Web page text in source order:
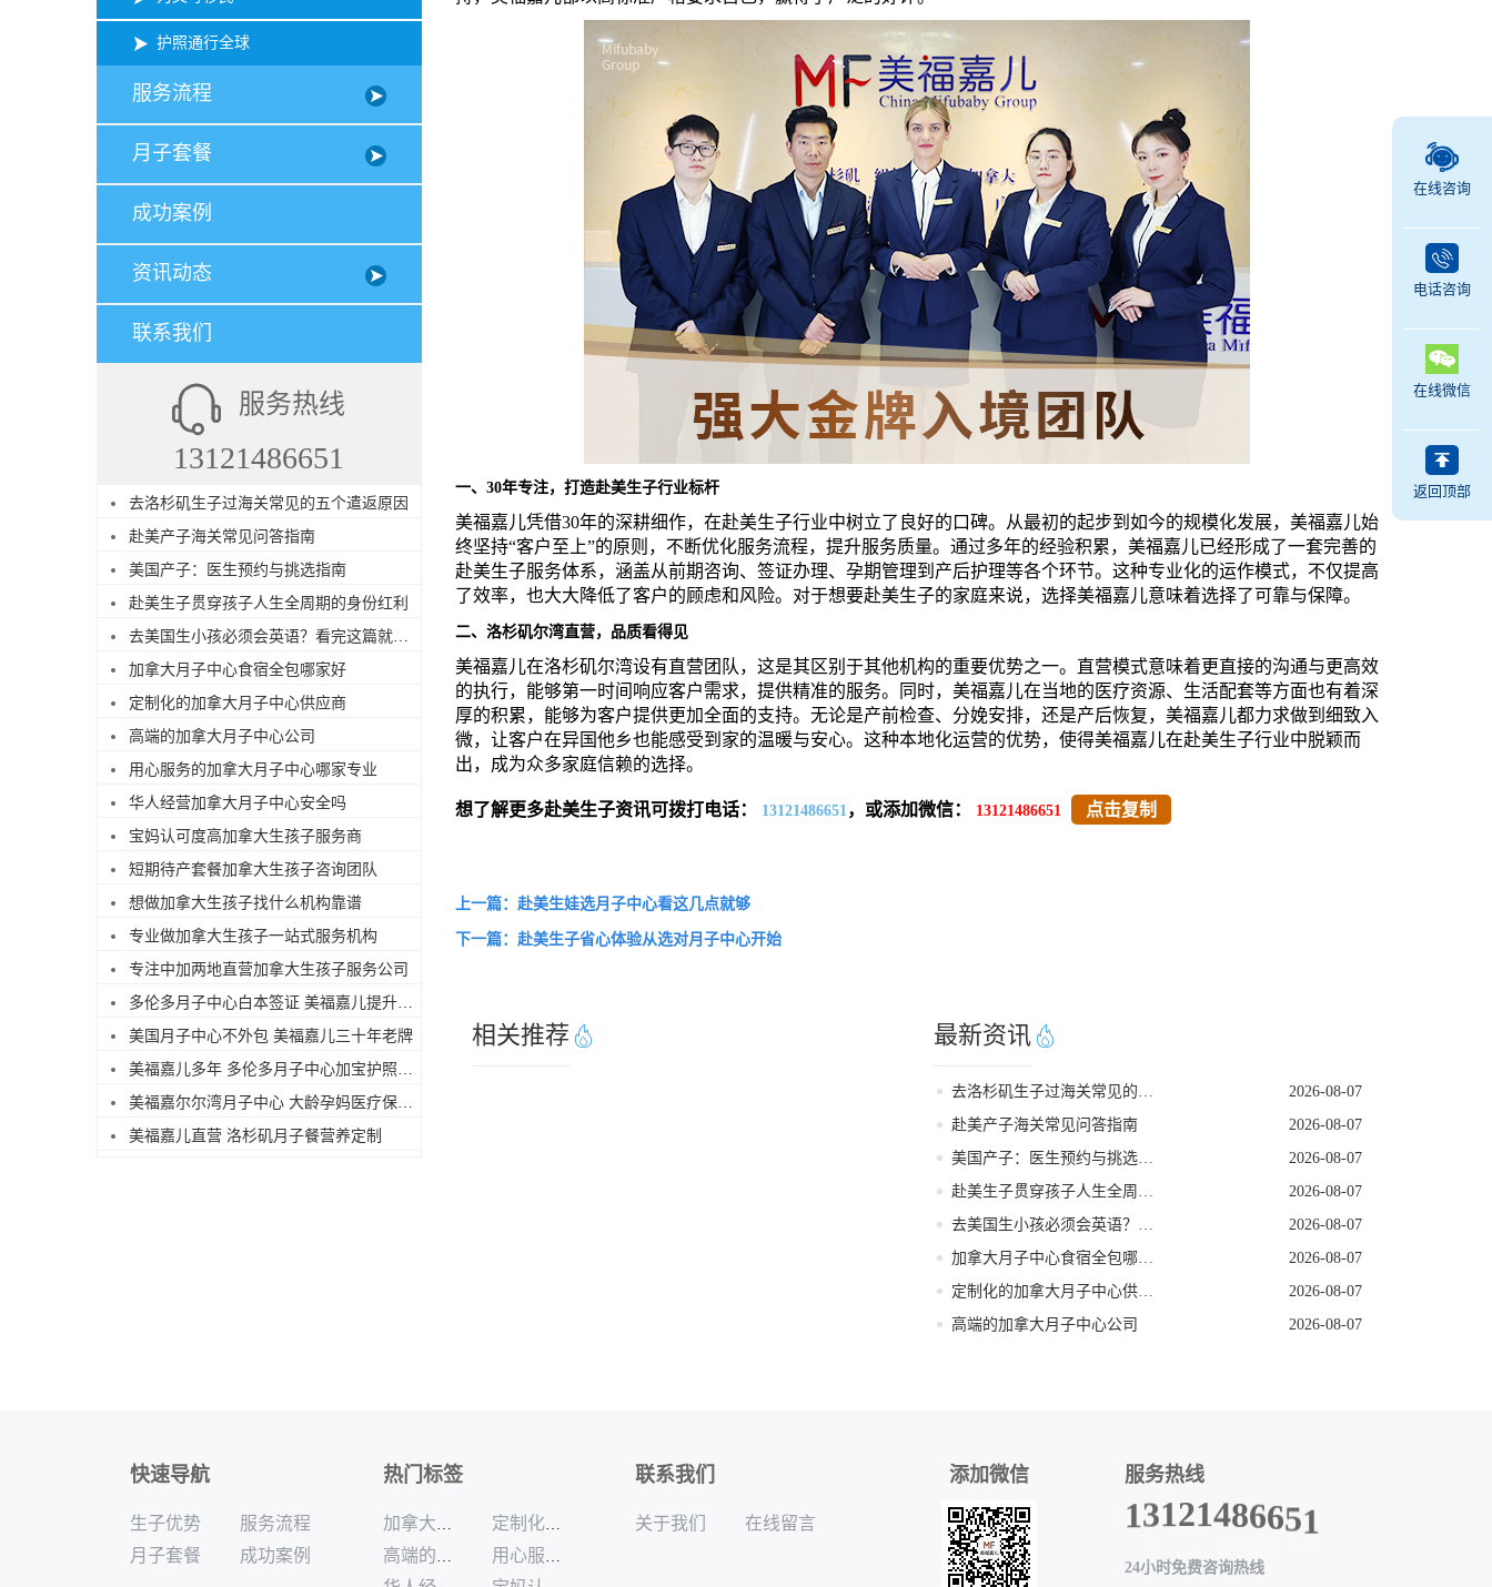
护照通行全球
服务流程
月子套餐
成功案例
资讯动态
联系我们
服务热线
13121486651
去洛杉矶生子过海关常见的五个遣返原因
赴美产子海关常见问答指南
美国产子：医生预约与挑选指南
赴美生子贯穿孩子人生全周期的身份红利
去美国生小孩必须会英语？看完这篇就不焦虑了
加拿大月子中心食宿全包哪家好
定制化的加拿大月子中心供应商
高端的加拿大月子中心公司
用心服务的加拿大月子中心哪家专业
华人经营加拿大月子中心安全吗
宝妈认可度高加拿大生孩子服务商
短期待产套餐加拿大生孩子咨询团队
想做加拿大生孩子找什么机构靠谱
专业做加拿大生孩子一站式服务机构
专注中加两地直营加拿大生孩子服务公司
多伦多月子中心白本签证 美福嘉儿提升过签
美国月子中心不外包 美福嘉儿三十年老牌
美福嘉儿多年 多伦多月子中心加宝护照续签
美福嘉尔尔湾月子中心 大龄孕妈医疗保障足
美福嘉儿直营 洛杉矶月子餐营养定制
一、30年专注，打造赴美生子行业标杆
美福嘉儿凭借30年的深耕细作，在赴美生子行业中树立了良好的口碑。从最初的起步到如今的规模化发展，美福嘉儿始
终坚持“客户至上”的原则，不断优化服务流程，提升服务质量。通过多年的经验积累，美福嘉儿已经形成了一套完善的
赴美生子服务体系，涵盖从前期咨询、签证办理、孕期管理到产后护理等各个环节。这种专业化的运作模式，不仅提高
了效率，也大大降低了客户的顾虑和风险。对于想要赴美生子的家庭来说，选择美福嘉儿意味着选择了可靠与保障。
二、洛杉矶尔湾直营，品质看得见
美福嘉儿在洛杉矶尔湾设有直营团队，这是其区别于其他机构的重要优势之一。直营模式意味着更直接的沟通与更高效
的执行，能够第一时间响应客户需求，提供精准的服务。同时，美福嘉儿在当地的医疗资源、生活配套等方面也有着深
厚的积累，能够为客户提供更加全面的支持。无论是产前检查、分娩安排，还是产后恢复，美福嘉儿都力求做到细致入
微，让客户在异国他乡也能感受到家的温暖与安心。这种本地化运营的优势，使得美福嘉儿在赴美生子行业中脱颖而
出，成为众多家庭信赖的选择。
想了解更多赴美生子资讯可拨打电话： 13121486651，或添加微信： 13121486651 点击复制
上一篇：赴美生娃选月子中心看这几点就够
下一篇：赴美生子省心体验从选对月子中心开始
相关推荐 最新资讯
去洛杉矶生子过海关常见的五个遣返原因
2026-08-07
赴美产子海关常见问答指南
2026-08-07
美国产子：医生预约与挑选指南
2026-08-07
赴美生子贯穿孩子人生全周期的身份红利
2026-08-07
去美国生小孩必须会英语？看完这篇就不焦虑了
2026-08-07
加拿大月子中心食宿全包哪家好
2026-08-07
定制化的加拿大月子中心供应商
2026-08-07
高端的加拿大月子中心公司
2026-08-07
快速导航
生子优势
服务流程
月子套餐
成功案例
热门标签
加拿大月子中心食宿全包哪家好
定制化的加拿大月子中心供应商
高端的加拿大月子中心公司
用心服务的加拿大月子中心哪家专业
联系我们
关于我们 在线留言
添加微信 服务热线
13121486651
24小时免费咨询热线
在线咨询
电话咨询
在线微信
返回顶部